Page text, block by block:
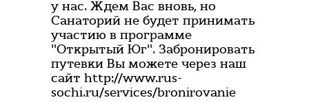
у нас. Ждем Вас вновь, но
Санаторий не будет принимать
участию в программе
"Открытый Юг". Забронировать
путевки Вы можете через наш
сайт http://www.rus-
sochi.ru/services/bronirovanie